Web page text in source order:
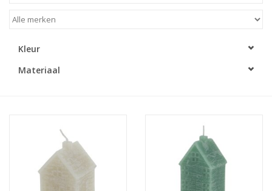
LED Kaarsen
Relatiegeschenken & Bedankjes
Huisparfums
Kleur
Materiaal